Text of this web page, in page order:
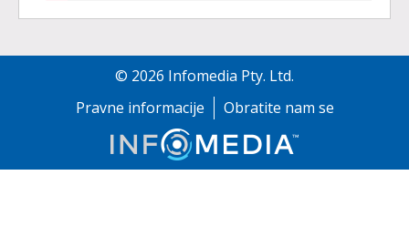
© 2026 Infomedia Pty. Ltd.
Pravne informacije
Obratite nam se